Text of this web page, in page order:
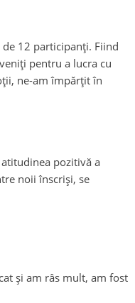
12 participanți. Fiind
pentru a lucra cu
ne-am împărțit în
pozitivă a
noii înscriși, se
și am râs mult, am fost